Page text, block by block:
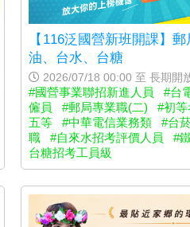
【116泛國營新班開課】
油、台水、台糖
2026/07/18 00:00 至 長期開
#國營事業聯招新進人員 #台
僱員
#郵局專業職(二) #初等
五等
#中華電信業務類
#台
職
#自來水招考評價人員 #
台糖招考工員級